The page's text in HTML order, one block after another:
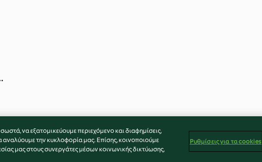
να εξατομικεύουμε περιεχόμενο και διαφημίσεις,
αναλύουμε την κυκλοφορία μας. Επίσης, κοινοποιούμε
μας στους συνεργάτες μέσων κοινωνικής δικτύωσης,
Ρυθμίσεις για τα cookies